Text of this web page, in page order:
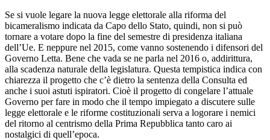
Se si vuole legare la nuova legge elettorale alla riforma del
bicameralismo indicata da Capo dello Stato, quindi, non si può
tornare a votare dopo la fine del semestre di presidenza italiana
dell’Ue. E neppure nel 2015, come vanno sostenendo i difensori del
Governo Letta. Bene che vada se ne parla nel 2016 o, addirittura,
alla scadenza naturale della legislatura. Questa tempistica indica con
chiarezza il progetto che c’è dietro la sentenza della Consulta ed
anche i suoi astuti ispiratori. Cioè il progetto di congelare l’attuale
Governo per fare in modo che il tempo impiegato a discutere sulle
legge elettorale e le riforme costituzionali serva a logorare i nemici
del ritorno al centrismo della Prima Repubblica tanto caro ai
nostalgici di quell’epoca.